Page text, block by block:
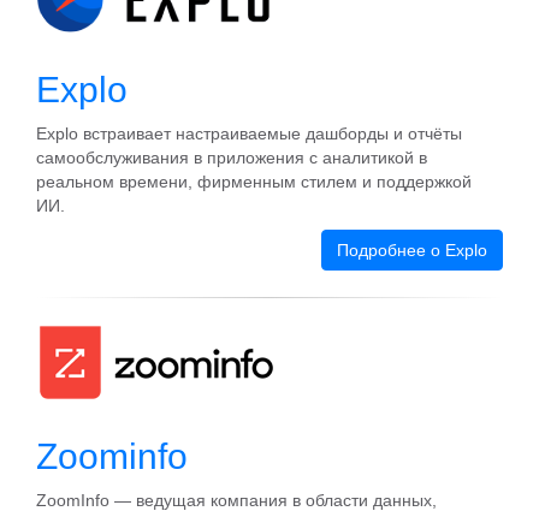
Explo
Explo встраивает настраиваемые дашборды и отчёты
самообслуживания в приложения с аналитикой в
реальном времени, фирменным стилем и поддержкой
ИИ.
Подробнее о Explo
Zoominfo
ZoomInfo — ведущая компания в области данных,